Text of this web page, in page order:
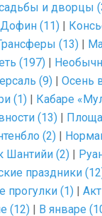
и дворцы
(11) |
(13) |
(197) |
(9) | Осень
(1) | Кабаре
(13) |
(2) |
Шантийи (2) |
праздники
прогулки (1) |
(12) | В январе